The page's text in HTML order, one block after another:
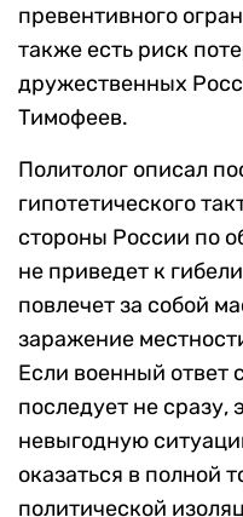
превентивного
также есть риск
дружественных
Тимофеев.
Политолог описал
гипотетического
стороны России по
не приведет к
повлечет за собой
заражение
Если военный ответ
последует не сразу,
невыгодную
оказаться в полной
политической